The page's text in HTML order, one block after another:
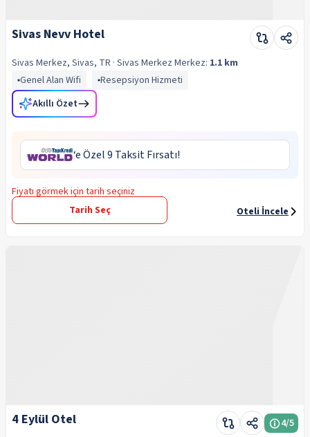
Sivas Nevv Hotel
Sivas Merkez, Sivas, TR · Sivas Merkez Merkez: 1.1 km
Genel Alan Wifi
Resepsiyon Hizmeti
Akıllı Özet
‘e Özel 9 Taksit Fırsatı!
Fiyatı görmek için tarih seçiniz
Tarih Seç
Oteli İncele
4 Eylül Otel 4/5